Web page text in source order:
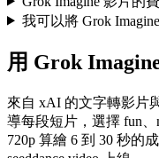
我可以將 Grok
用 Grok
來自 xAI 的文字轉影片
導每段短片，選擇 fun、
720p 算繪 6 到 30 秒的